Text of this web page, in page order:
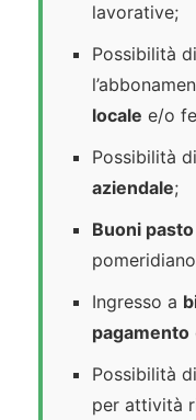
lavorative;
Possibilità
locale e/o
Possibilità
aziendale;
Buoni pasto
Ingresso a
pagamento
Possibilità
per attività